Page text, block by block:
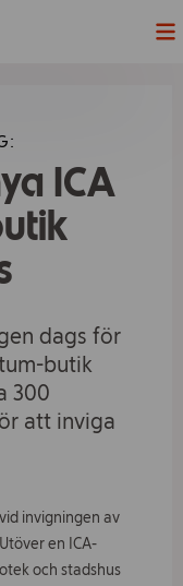
ICA
dags för
butik
300
att inviga
invigningen av
en ICA-
och stadshus